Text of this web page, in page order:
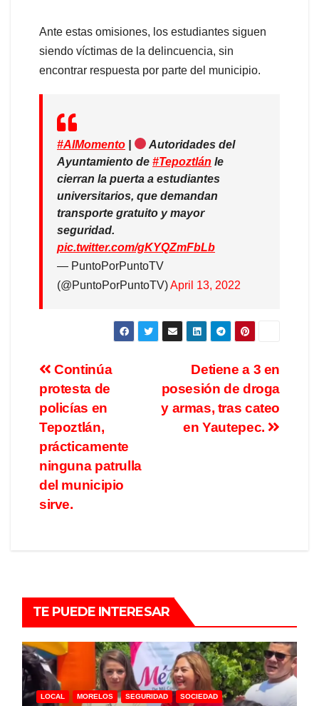
Ante estas omisiones, los estudiantes siguen
siendo víctimas de la delincuencia, sin
encontrar respuesta por parte del municipio.
#AlMomento
Autoridades del
Ayuntamiento de #Tepoztlán le
cierran la puerta a estudiantes
universitarios, que demandan
transporte gratuito y mayor
seguridad.
pic.twitter.com/gKYQZmFbLb
— PuntoPorPuntoTV
(@PuntoPorPuntoTV)April 13, 2022
Detiene a 3 en
posesión de droga
y armas, tras cateo
en Yautepec.
Continúa
protesta de
policías en
Tepoztlán,
prácticamente
ninguna patrulla
del municipio
sirve.
TE PUEDE INTERESAR
LOCAL MORELOS SEGURIDAD SOCIEDAD